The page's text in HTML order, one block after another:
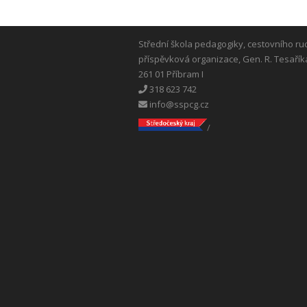
Střední škola pedagogiky, cestovního
příspěvková organizace, Gen. R.
261 01 Příbram I
318 623 742
info@sspcg.cz
/